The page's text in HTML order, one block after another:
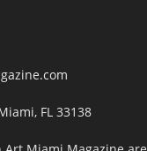
FL 33138